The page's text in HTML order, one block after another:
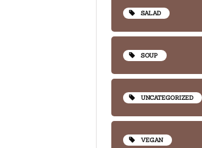
SALAD
SOUP
UNCATEGORIZED
VEGAN